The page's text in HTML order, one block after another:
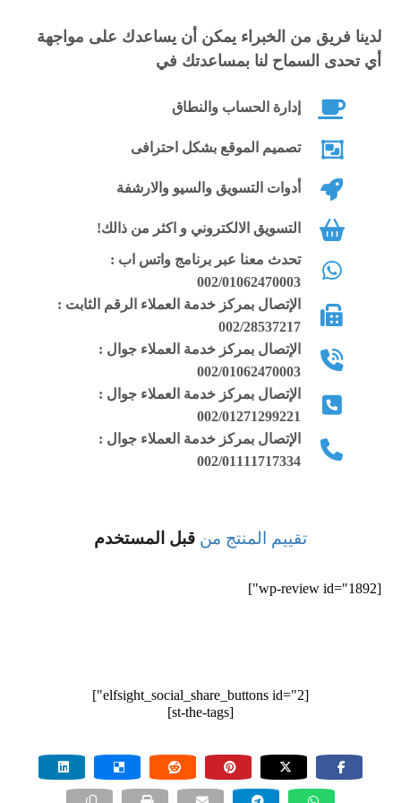
استضافة راديو الأعمال
عدد المستمعين غير محدود
الترافيك الشهري غير محدود
بث مباشر من جهازك لايف
حساب FTP خاص للراديو
خرائط جوجل تحليلات مباشرة
متاح لك خدمة شوت كاست V1
متاح لك خدمة شوت كاست V2
متاح لك خدمة اى سى كاست V1
خدمة سيرفر الراديو مدارة بالكامل
صفحة ويب للراديو للمستمعين
استضافة راديو متقدمة
لدينا فريق من الخبراء يمكن أن يساعدك على مواجهة
أي تحدى السماح لنا بمساعدتك في
إدارة الحساب والنطاق
تصميم الموقع بشكل احترافى
أدوات التسويق والسيو والارشفة
التسويق الالكتروني و اكثر من ذالك!
تحدث معنا عبر برنامج واتس اب :
002/01062470003
الإتصال بمركز خدمة العملاء الرقم الثابت :
002/28537217
الإتصال بمركز خدمة العملاء جوال :
002/01062470003
الإتصال بمركز خدمة العملاء جوال :
002/01271299221
الإتصال بمركز خدمة العملاء جوال :
002/01111717334
تقييم المنتج من قبل المستخدم
[wp-review id="1892"]
[elfsight_social_share_buttons id="2"]
[st-the-tags]